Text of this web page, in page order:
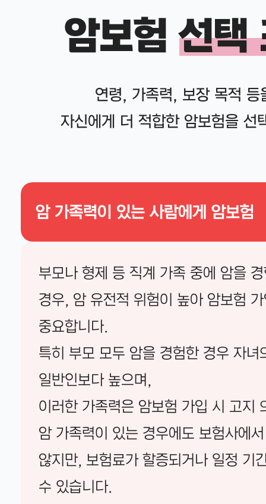
암보험선택
연령, 가족력, 보장 목적 등
자신에게 더 적합한 암보험을 선
암 가족력이 있는 사람에게 암보험
부모나 형제 등 직계 가족 중에 암을
경우, 암 유전적 위험이 높아 암보험
중요합니다.
특히 부모 모두 암을 경험한 경우 자녀
일반인보다 높으며,
이러한 가족력은 암보험 가입 시 고지
암 가족력이 있는 경우에도 보험사에
않지만, 보험료가 할증되거나 일정 기
수 있습니다.